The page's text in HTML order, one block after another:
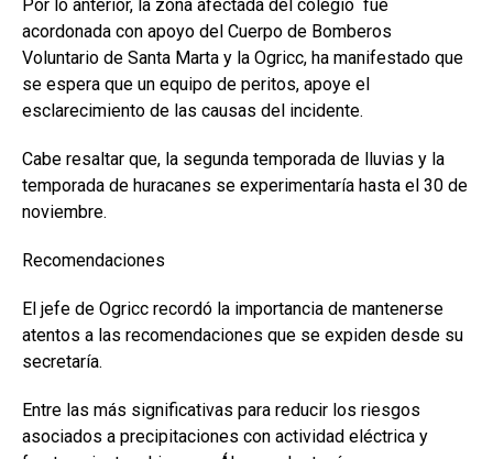
Por lo anterior, la zona afectada del colegio fue
acordonada con apoyo del Cuerpo de Bomberos
Voluntario de Santa Marta y la Ogricc, ha manifestado que
se espera que un equipo de peritos, apoye el
esclarecimiento de las causas del incidente.
Cabe resaltar que, la segunda temporada de lluvias y la
temporada de huracanes se experimentaría hasta el 30 de
noviembre.
Recomendaciones
El jefe de Ogricc recordó la importancia de mantenerse
atentos a las recomendaciones que se expiden desde su
secretaría.
Entre las más significativas para reducir los riesgos
asociados a precipitaciones con actividad eléctrica y